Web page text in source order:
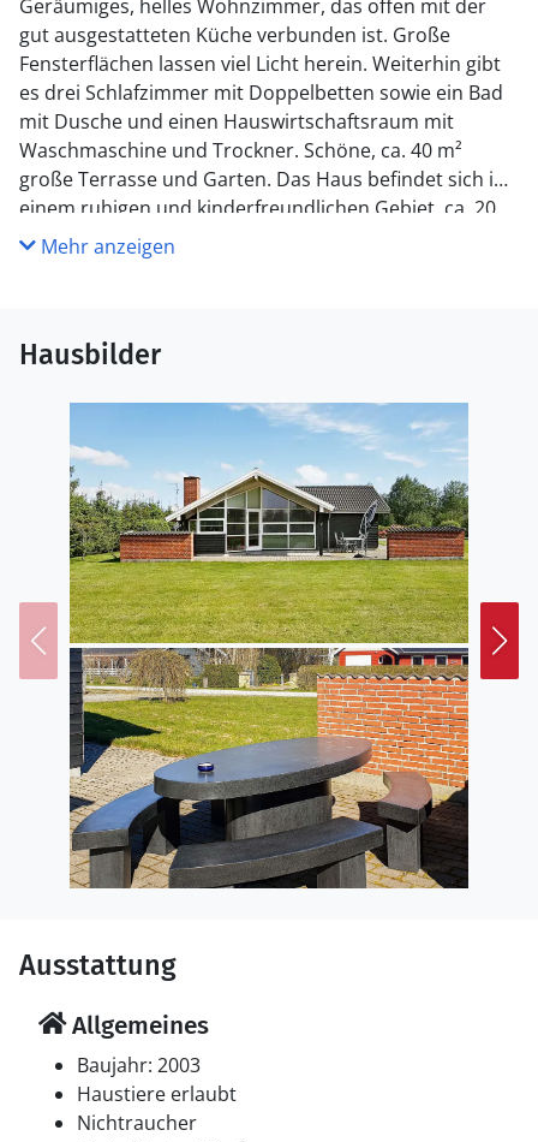
Geräumiges, helles Wohnzimmer, das offen mit der
gut ausgestatteten Küche verbunden ist. Große
Fensterflächen lassen viel Licht herein. Weiterhin gibt
es drei Schlafzimmer mit Doppelbetten sowie ein Bad
mit Dusche und einen Hauswirtschaftsraum mit
Waschmaschine und Trockner. Schöne, ca. 40 m²
große Terrasse und Garten. Das Haus befindet sich in
einem ruhigen und kinderfreundlichen Gebiet, ca. 20
km von Aalborg, mit guten Einkaufsmöglichkeiten und
Freizeitaktivitäten, entfernt.
Mehr anzeigen
Hausbilder
Ausstattung
Allgemeines
Baujahr: 2003
Haustiere erlaubt
Nichtraucher